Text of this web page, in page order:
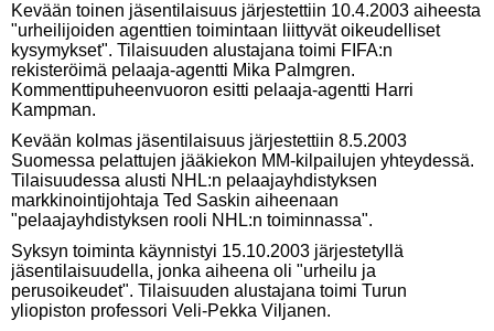
Kevään toinen jäsentilaisuus järjestettiin 10.4.2003 aiheesta
"urheilijoiden agenttien toimintaan liittyvät oikeudelliset
kysymykset". Tilaisuuden alustajana toimi FIFA:n
rekisteröimä pelaaja-agentti Mika Palmgren.
Kommenttipuheenvuoron esitti pelaaja-agentti Harri
Kampman.
Kevään kolmas jäsentilaisuus järjestettiin 8.5.2003
Suomessa pelattujen jääkiekon MM-kilpailujen yhteydessä.
Tilaisuudessa alusti NHL:n pelaajayhdistyksen
markkinointijohtaja Ted Saskin aiheenaan
"pelaajayhdistyksen rooli NHL:n toiminnassa".
Syksyn toiminta käynnistyi 15.10.2003 järjestetyllä
jäsentilaisuudella, jonka aiheena oli "urheilu ja
perusoikeudet". Tilaisuuden alustajana toimi Turun
yliopiston professori Veli-Pekka Viljanen.